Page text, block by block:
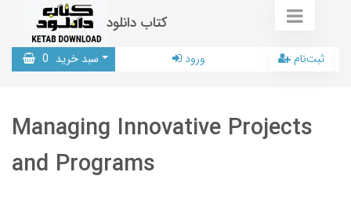
کتاب دانلود
سبد خرید 0 ورود ثبت‌نام
Managing Innovative Projects
and Programs